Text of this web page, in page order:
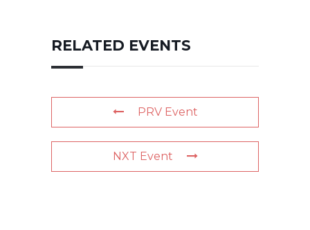
RELATED EVENTS
PRV Event
NXT Event